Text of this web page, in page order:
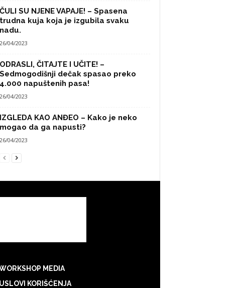
ČULI SU NJENE VAPAJE! – Spasena
trudna kuja koja je izgubila svaku
nadu.
26/04/2023
ODRASLI, ČITAJTE I UČITE! –
Sedmogodišnji dečak spasao preko
4.000 napuštenih pasa!
26/04/2023
IZGLEDA KAO ANĐEO – Kako je neko
mogao da ga napusti?
26/04/2023
MEDIA
USLOVI KORIŠĆENJA